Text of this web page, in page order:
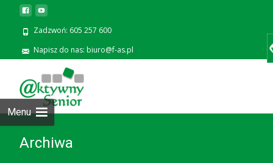
Zadzwoń: 605 257 600
Napisz do nas: biuro@f-as.pl
Menu
Archiwa